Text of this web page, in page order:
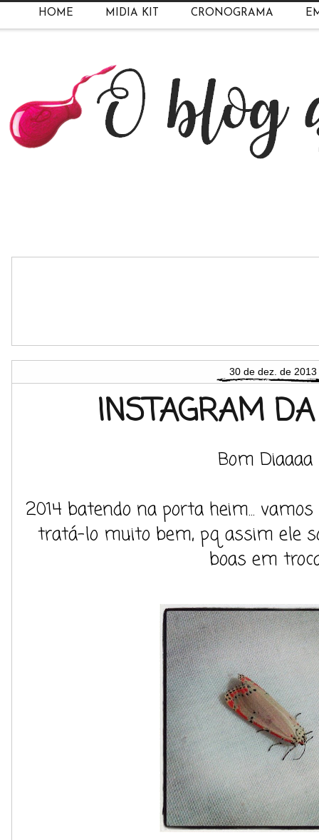
HOME MIDIA KIT CRONOGRAMA
30 de dez. de 2013
INSTAGRAM
Bom Diaaaa
2014 batendo na porta heim...
tratá-lo muito bem, pq assim ele
boas em